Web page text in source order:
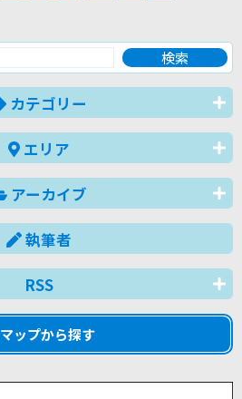
カテゴリー
エリア
アーカイブ
執筆者
RSS
マップから探す